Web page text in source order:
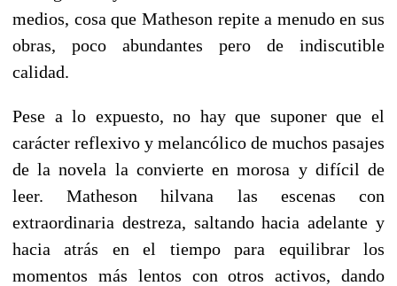
medios, cosa que Matheson repite a menudo en sus
obras, poco abundantes pero de indiscutible
calidad.
Pese a lo expuesto, no hay que suponer que el
carácter reflexivo y melancólico de muchos pasajes
de la novela la convierte en morosa y difícil de
leer. Matheson hilvana las escenas con
extraordinaria destreza, saltando hacia adelante y
hacia atrás en el tiempo para equilibrar los
momentos más lentos con otros activos, dando